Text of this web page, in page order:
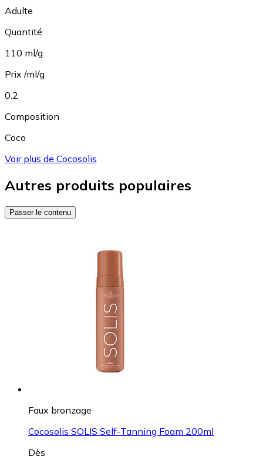
Adulte
Quantité
110 ml/g
Prix /ml/g
0.2
Composition
Coco
Voir plus de Cocosolis
Autres produits populaires
Passer le contenu
Faux bronzage
Cocosolis SOLIS Self-Tanning Foam 200ml
Dès